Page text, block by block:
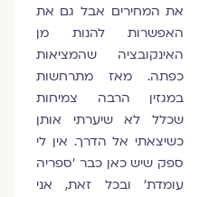
את המחירים אבל גם את
האפשרות להנות מן
האינקובציה שהמציאות
כפתה. מאז מתרחשות
במגזין הרבה צמיחות
שכלל לא שיערתי אותן
כשיצאתי אל הדרך. אין לי
ספק שיש כאן כבר ׳ספריה
עומדת׳ ובכל זאת, אני